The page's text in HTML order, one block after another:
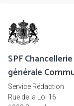
SPF
générale
Service Rédaction
Rue de la Loi 16